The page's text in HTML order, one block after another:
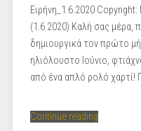
Ειρήνη_1.6.2020
(1.6.2020) Καλή σας μέρα,
δημιουργικά τον πρώτο
ηλιόλουστο Ιούνιο,
από ένα απλό ρολό χαρτί!
Continue reading“«Η